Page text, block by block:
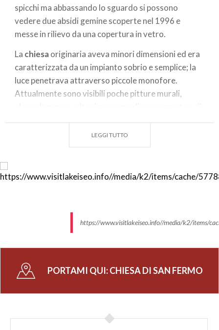
spicchi ma abbassando lo sguardo si possono
vedere due absidi gemine scoperte nel 1996 e
messe in rilievo da una copertura in vetro.
La chiesaoriginaria aveva minori dimensioni ed era
caratterizzata da un impianto sobrio e semplice; la
luce penetrava attraverso piccole monofore.
Attualmente sono visibili poche pitture murali,
trionfale, a destra, si può notare un Angelo
Annunciante, databile all’inizio dell’ XI secolo, risulta
All’esterno della chiesa è visibile in facciata
inferiore una porta tamponata, antico accesso alla
Contenuti a cura di:
www.romanicobassosebino.it
LEGGI TUTTO
https://www.visitlakeiseo.info//media/k2/items/
PORTAMI QUI:CHIESA DI SAN FERMO